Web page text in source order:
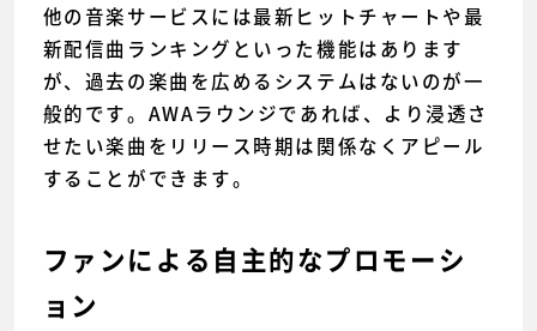
他の音楽サービスには最新ヒットチャートや最
新配信曲ランキングといった機能はあります
が、過去の楽曲を広めるシステムはないのが一
般的です。AWAラウンジであれば、より浸透さ
せたい楽曲をリリース時期は関係なくアピール
することができます。
ファンによる自主的なプロモーシ
ョン